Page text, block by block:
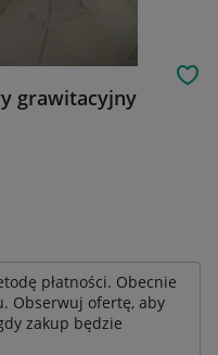
grawitacyjny
płatności. Obecnie
Obserwuj ofertę, aby
zakup będzie